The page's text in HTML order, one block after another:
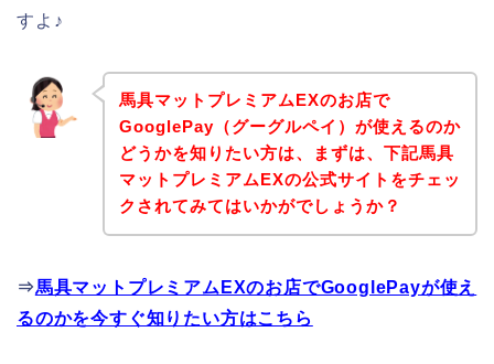
すよ♪
馬具マットプレミアムEXのお店で
GooglePay（グーグルペイ）が使えるのか
どうかを知りたい方は、まずは、下記馬具
マットプレミアムEXの公式サイトをチェッ
クされてみてはいかがでしょうか？
⇒馬具マットプレミアムEXのお店でGooglePayが使え
るのかを今すぐ知りたい方はこちら